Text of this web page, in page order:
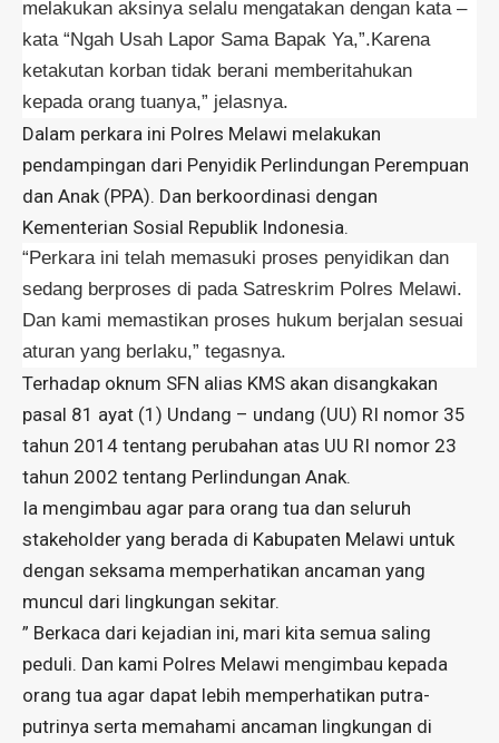
melakukan aksinya selalu mengatakan dengan kata –
kata “Ngah Usah Lapor Sama Bapak Ya,”.Karena
ketakutan korban tidak berani memberitahukan
kepada orang tuanya,” jelasnya.
Dalam perkara ini Polres Melawi melakukan
pendampingan dari Penyidik Perlindungan Perempuan
dan Anak (PPA). Dan berkoordinasi dengan
Kementerian Sosial Republik Indonesia.
“Perkara ini telah memasuki proses penyidikan dan
sedang berproses di pada Satreskrim Polres Melawi.
Dan kami memastikan proses hukum berjalan sesuai
aturan yang berlaku,” tegasnya.
Terhadap oknum SFN alias KMS akan disangkakan
pasal 81 ayat (1) Undang – undang (UU) RI nomor 35
tahun 2014 tentang perubahan atas UU RI nomor 23
tahun 2002 tentang Perlindungan Anak.
Ia mengimbau agar para orang tua dan seluruh
stakeholder yang berada di Kabupaten Melawi untuk
dengan seksama memperhatikan ancaman yang
muncul dari lingkungan sekitar.
” Berkaca dari kejadian ini, mari kita semua saling
peduli. Dan kami Polres Melawi mengimbau kepada
orang tua agar dapat lebih memperhatikan putra-
putrinya serta memahami ancaman lingkungan di